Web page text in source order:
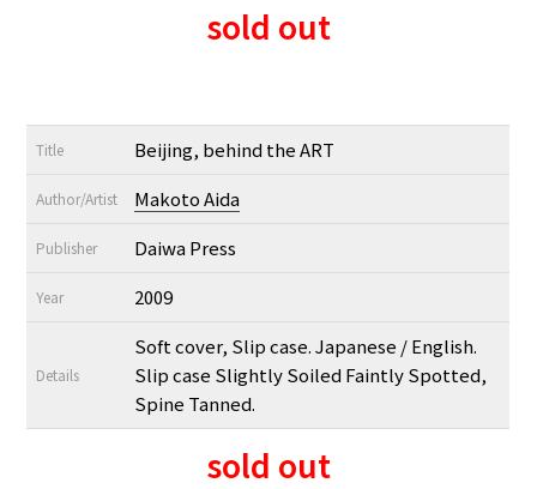
sold out
Title Beijing, behind the ART
Author/Artist Makoto Aida
Publisher Daiwa Press
Year 2009
Details
Soft cover, Slip case. Japanese / English.
Slip case Slightly Soiled Faintly Spotted,
Spine Tanned.
sold out